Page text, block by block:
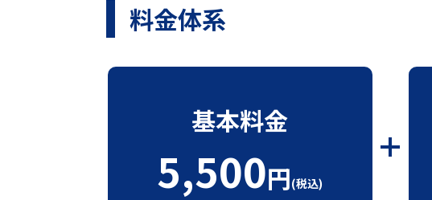
料金体系
基本料金
5,500円(税込)